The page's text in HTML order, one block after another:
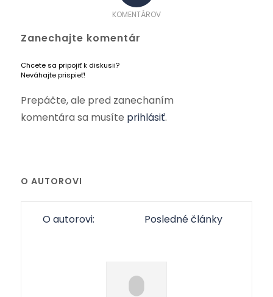
KOMENTÁROV
Zanechajte komentár
Chcete sa pripojiť k diskusii?
Neváhajte prispieť!
Prepáčte, ale pred zanechaním
komentára sa musíte prihlásiť.
O AUTOROVI
O autorovi: Posledné články